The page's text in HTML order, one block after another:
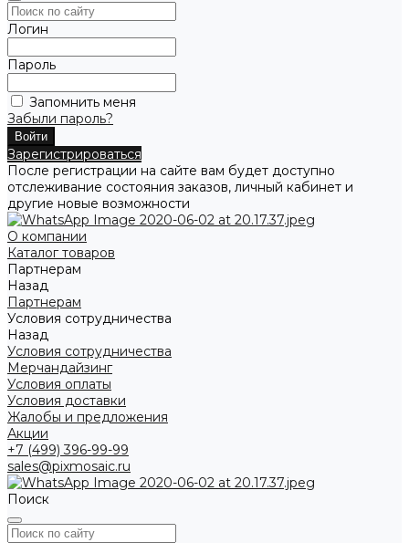
Логин
Пароль
Запомнить меня
Забыли пароль?
Зарегистрироваться
После регистрации на сайте вам будет доступно
отслеживание состояния заказов, личный кабинет и
другие новые возможности
О компании
Каталог товаров
Партнерам
Назад
Партнерам
Условия сотрудничества
Назад
Условия сотрудничества
Мерчандайзинг
Условия оплаты
Условия доставки
Жалобы и предложения
Акции
+7 (499) 396-99-99
sales@pixmosaic.ru
Поиск